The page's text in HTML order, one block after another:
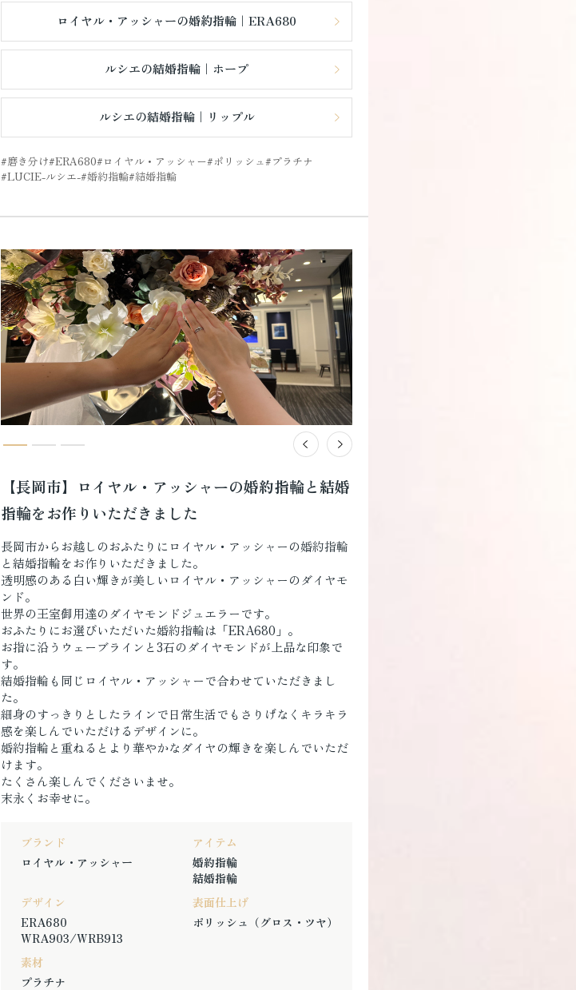
ロイヤル・アッシャーの婚約指輪｜ERA680
ルシエの結婚指輪｜ホープ
ルシエの結婚指輪｜リップル
磨き分け ERA680 ロイヤル・アッシャー ポリッシュ
プラチナ
LUCIE-ルシエ- 婚約指輪 結婚指輪
【長岡市】ロイヤル・アッシャーの婚約指輪と結婚
指輪をお作りいただきました
長岡市からお越しのおふたりにロイヤル・アッシャーの婚約指輪
と結婚指輪をお作りいただきました。
透明感のある白い輝きが美しいロイヤル・アッシャーのダイヤモ
ンド。
世界の王室御用達のダイヤモンドジュエラーです。
おふたりにお選びいただいた婚約指輪は「ERA680」。
お指に沿うウェーブラインと3石のダイヤモンドが上品な印象で
す。
結婚指輪も同じロイヤル・アッシャーで合わせていただきまし
た。
細身のすっきりとしたラインで日常生活でもさりげなくキラキラ
感を楽しんでいただけるデザインに。
婚約指輪と重ねるとより華やかなダイヤの輝きを楽しんでいただ
けます。
たくさん楽しんでくださいませ。
末永くお幸せに。
ブランド
ロイヤル・アッシャー
アイテム
婚約指輪
結婚指輪
デザイン
ERA680
WRA903/WRB913
表面仕上げ
ポリッシュ（グロス・ツヤ）
素材
プラチナ